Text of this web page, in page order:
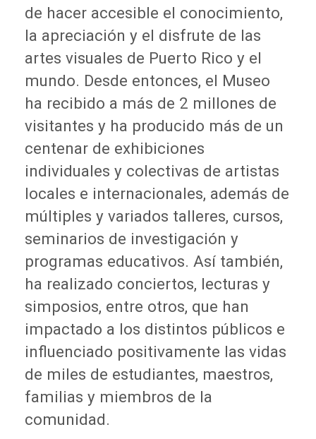
de hacer accesible el conocimiento,
la apreciación y el disfrute de las
artes visuales de Puerto Rico y el
mundo. Desde entonces, el Museo
ha recibido a más de 2 millones de
visitantes y ha producido más de un
centenar de exhibiciones
individuales y colectivas de artistas
locales e internacionales, además de
múltiples y variados talleres, cursos,
seminarios de investigación y
programas educativos. Así también,
ha realizado conciertos, lecturas y
simposios, entre otros, que han
impactado a los distintos públicos e
influenciado positivamente las vidas
de miles de estudiantes, maestros,
familias y miembros de la
comunidad.